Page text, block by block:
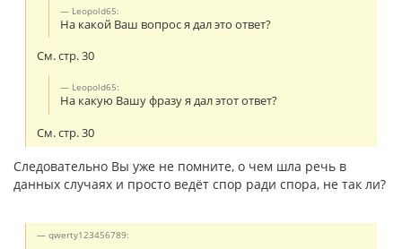
Leopold65:
На какой Ваш вопрос я дал это ответ?
См. стр. 30
Leopold65:
На какую Вашу фразу я дал этот ответ?
См. стр. 30
Следовательно Вы уже не помните, о чем шла речь в
данных случаях и просто ведёт спор ради спора, не так ли?
qwerty123456789: